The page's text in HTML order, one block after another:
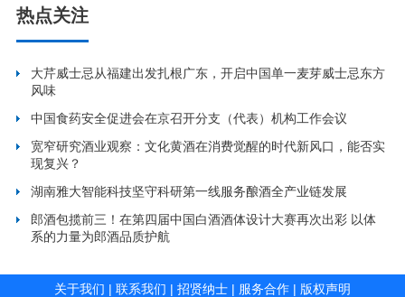
热点关注
大芹威士忌从福建出发扎根广东，开启中国单一麦芽威士忌东方
风味
中国食药安全促进会在京召开分支（代表）机构工作会议
宽窄研究酒业观察：文化黄酒在消费觉醒的时代新风口，能否实
现复兴？
湖南雅大智能科技坚守科研第一线服务酿酒全产业链发展
郎酒包揽前三！在第四届中国白酒酒体设计大赛再次出彩 以体
系的力量为郎酒品质护航
关于我们 | 联系我们 | 招贤纳士 | 服务合作 | 版权声明